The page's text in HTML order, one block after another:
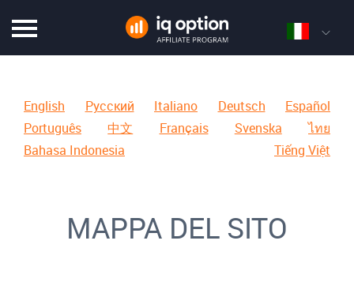
English Русский Italiano Deutsch
Español
Português
中文 Français Svenska
ไทย
Bahasa Indonesia
Tiếng Việt
MAPPA DEL SITO